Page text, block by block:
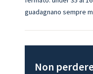
guadagnano sempre
Non